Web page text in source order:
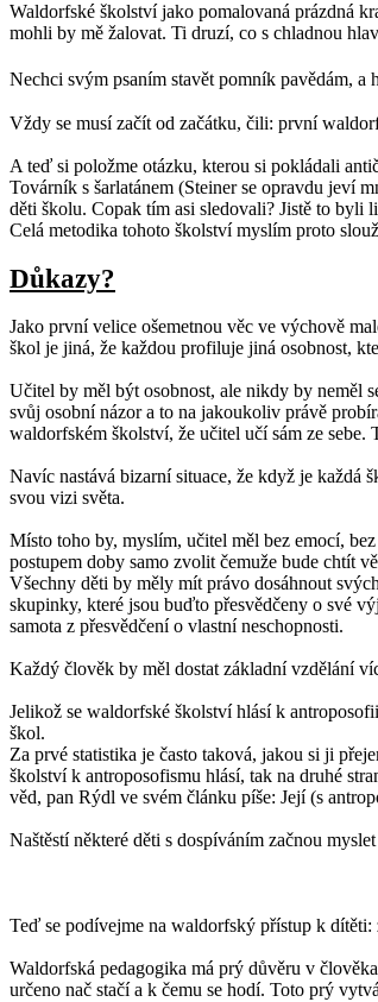
Waldorfské školství jako pomalovaná prázdná
mohli by mě žalovat. Ti druzí, co s chladnou
Nechci svým psaním stavět pomník pavědám, a
Vždy se musí začít od začátku, čili: první
A teď si položme otázku, kterou si pokládali
Továrník s šarlatánem (Steiner se opravdu jeví
děti školu. Copak tím asi sledovali? Jistě to byli
Celá metodika tohoto školství myslím proto
Důkazy?
Jako první velice ošemetnou věc ve výchově
škol je jiná, že každou profiluje jiná osobnost,
Učitel by měl být osobnost, ale nikdy by neměl
svůj osobní názor a to na jakoukoliv právě
waldorfském školství, že učitel učí sám ze
Navíc nastává bizarní situace, že když je
svou vizi světa.
Místo toho by, myslím, učitel měl bez emocí,
postupem doby samo zvolit čemuže bude chtít
Všechny děti by měly mít právo dosáhnout
skupinky, které jsou buďto přesvědčeny o své
samota z přesvědčení o vlastní neschopnosti.
Každý člověk by měl dostat základní vzdělání
Jelikož se waldorfské školství hlásí k
škol.
Za prvé statistika je často taková, jakou si ji
školství k antroposofismu hlásí, tak na druhé
věd, pan Rýdl ve svém článku píše: Její (s
Naštěstí některé děti s dospíváním začnou
Teď se podívejme na waldorfský přístup k
Waldorfská pedagogika má prý důvěru v
určeno nač stačí a k čemu se hodí. Toto prý